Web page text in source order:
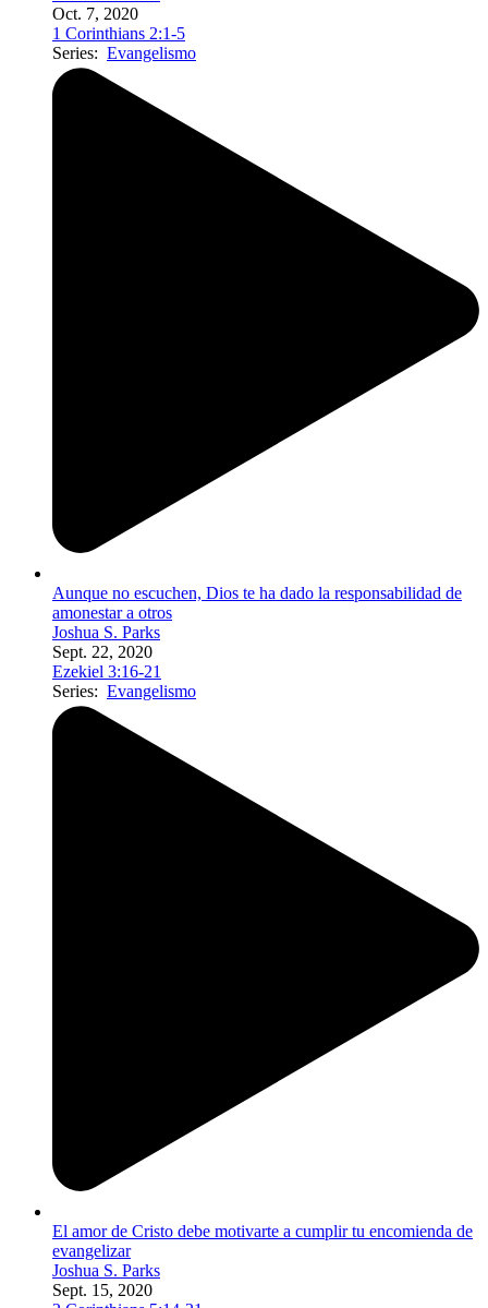
Oct. 7, 2020
1 Corinthians 2:1-5
Series: Evangelismo
Aunque no escuchen, Dios te ha dado la responsabilidad de
amonestar a otros
Joshua S. Parks
Sept. 22, 2020
Ezekiel 3:16-21
Series: Evangelismo
El amor de Cristo debe motivarte a cumplir tu encomienda de
evangelizar
Joshua S. Parks
Sept. 15, 2020